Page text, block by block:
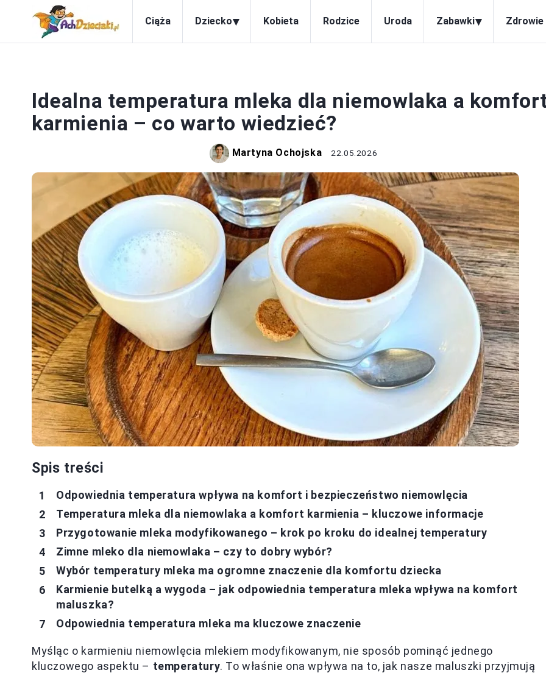
Ciąża Dziecko▾ Kobieta Rodzice Uroda Zabawki▾ Zdrowie
Idealna temperatura mleka dla niemowlaka a
karmienia – co warto wiedzieć?
Martyna Ochojska 22.05.2026
Spis treści
Odpowiednia temperatura wpływa na komfort i bezpieczeństwo niemowlęcia
Temperatura mleka dla niemowlaka a komfort karmienia – kluczowe informacje
Przygotowanie mleka modyfikowanego – krok po kroku do idealnej temperatury
Zimne mleko dla niemowlaka – czy to dobry wybór?
Wybór temperatury mleka ma ogromne znaczenie dla komfortu dziecka
Karmienie butelką a wygoda – jak odpowiednia temperatura mleka wpływa na komfort
maluszka?
Odpowiednia temperatura mleka ma kluczowe znaczenie
Myśląc o karmieniu niemowlęcia mlekiem modyfikowanym, nie sposób pominąć jednego
kluczowego aspektu – temperatury. To właśnie ona wpływa na to, jak nasze maluszki przyjmują